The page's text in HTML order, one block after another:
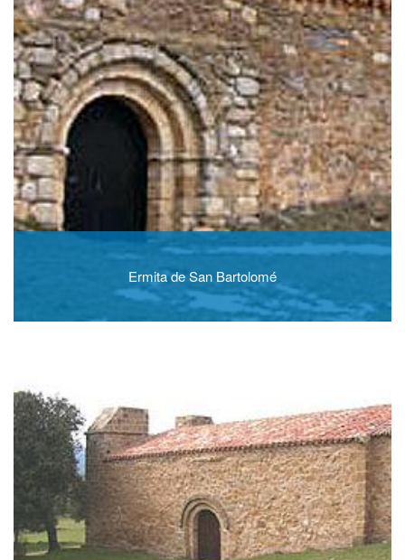
Ermita de San Bartolomé